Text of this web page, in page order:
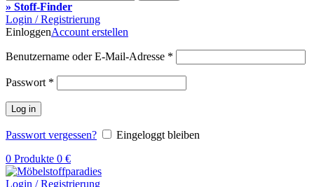
» Stoff-Finder
Login / Registrierung
EinloggenAccount erstellen
Benutzername oder E-Mail-Adresse *
Passwort *
Log in
Passwort vergessen?
Eingeloggt bleiben
0 Produkte 0 €
Login / Registrierung